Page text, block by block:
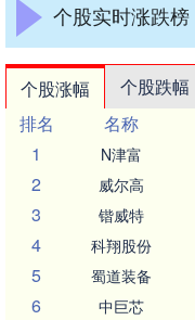
个股实时涨跌榜
个股涨幅 个股跌幅
排名
名称
1
N津富
2 威尔高
3 锴威特
4 科翔股份
5 蜀道装备
6 中巨芯